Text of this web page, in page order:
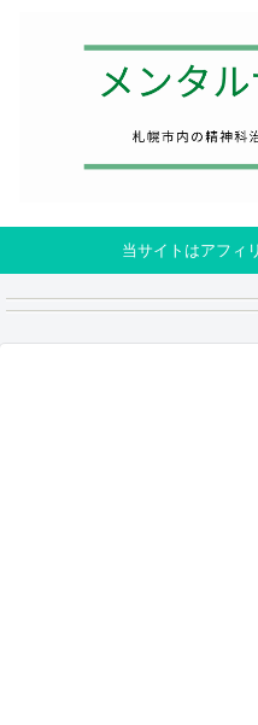
当サイトはアフィ